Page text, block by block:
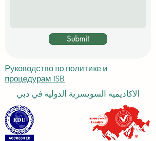
Submit
Руководство по политике и
процедурам ISB
الاكاديمية السويسرية الدولية في دبي